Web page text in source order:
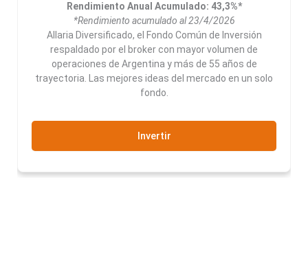
Rendimiento Anual Acumulado: 43,3%*
*Rendimiento acumulado al 23/4/2026
Allaria Diversificado, el Fondo Común de Inversión
respaldado por el broker con mayor volumen de
operaciones de Argentina y más de 55 años de
trayectoria. Las mejores ideas del mercado en un solo
fondo.
Invertir